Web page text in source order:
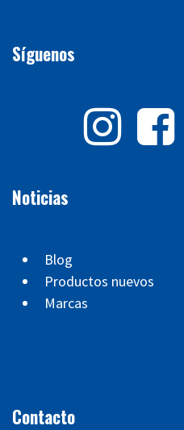
Síguenos
Noticias
Blog
Productos nuevos
Marcas
Contacto